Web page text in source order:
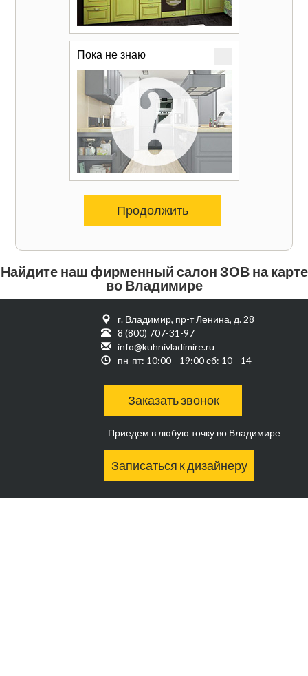
Пока не знаю
Продолжить
Найдите наш фирменный салон ЗОВ на карте
во Владимире
г. Владимир, пр-т Ленина, д. 28
8 (800) 707-31-97
info@kuhnivladimire.ru
пн-пт: 10:00—19:00 сб: 10—14
Заказать звонок
Приедем в любую точку во Владимире
Записаться к дизайнеру